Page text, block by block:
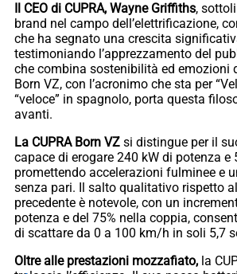
Il CEO di CUPRA, Wayne Griffiths,
brand nel campo dell’elettrificazione,
che ha segnato una crescita
testimoniando l’apprezzamento del
che combina sostenibilità ed emozioni
Born VZ, con l’acronimo che sta per
“veloce” in spagnolo, porta questa
avanti.
La CUPRA Born VZ si distingue per il
capace di erogare 240 kW di potenza e
promettendo accelerazioni fulminee e
senza pari. Il salto qualitativo rispetto
precedente è notevole, con un
potenza e del 75% nella coppia,
di scattare da 0 a 100 km/h in soli 5,7
Oltre alle prestazioni mozzafiato, la